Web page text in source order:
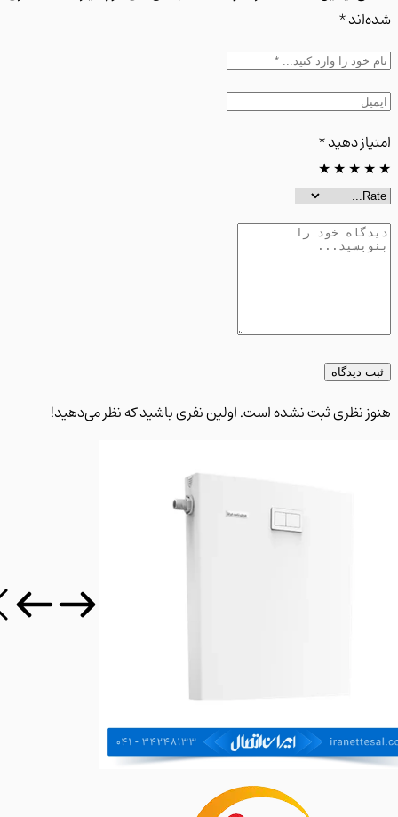
*
دهید*
★
★
★
دیدگاه
نظری ثبت نشده است. اولین نفری باشید که نظر می‌دهید!